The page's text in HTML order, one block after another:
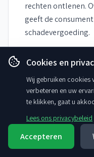
rechten ontlenen.
geeft de
schadevergoeding.
artikel zal de
consument
doch uiterlijk
terugbetalen.
Indien levering
blijkt te zijn, zal de
Cookies en
Wij gebruiken cookies
verbeteren en uw
te klikken, gaat u
Lees ons privacybeleid
Accepteren